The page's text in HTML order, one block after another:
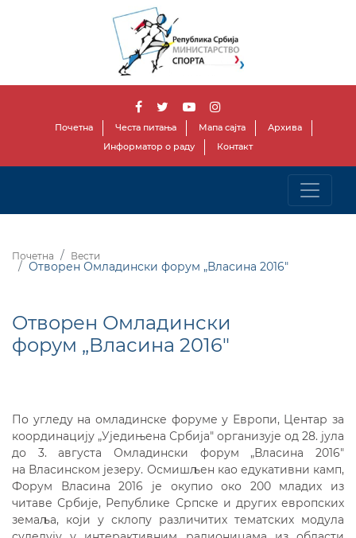
Почетна Честа питања Мапа сајта
Архива
Информатор о раду
Контакт
Почетна Вести
Отворен Омладински форум „Власина 2016"
Отворен Омладински
форум „Власина 2016"
По угледу на омладинске форуме у Европи, Центар за
координацију „Уједињена Србија" организује од 28. јула
до 3. августа Омладински форум „Власина 2016"
на Власинском језеру. Осмишљен као едукативни камп,
Форум Власина 2016 је окупио око 200 младих из
читаве Србије, Републике Српске и других европских
земаља, који у склопу различитих тематских модула